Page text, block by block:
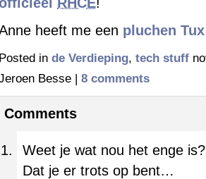
heeft me een pluchen Tux
Posted in de Verdieping, tech stuff
Besse | 8 comments
Comments
Weet je wat nou het enge is?
Dat je er trots op bent…